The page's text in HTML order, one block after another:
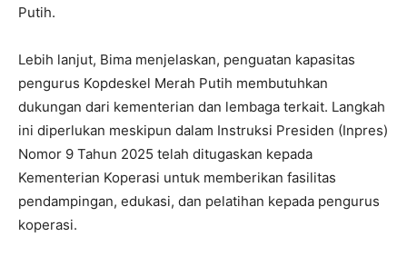
Putih.
Lebih lanjut, Bima menjelaskan, penguatan kapasitas
pengurus Kopdeskel Merah Putih membutuhkan
dukungan dari kementerian dan lembaga terkait. Langkah
ini diperlukan meskipun dalam Instruksi Presiden (Inpres)
Nomor 9 Tahun 2025 telah ditugaskan kepada
Kementerian Koperasi untuk memberikan fasilitas
pendampingan, edukasi, dan pelatihan kepada pengurus
koperasi.